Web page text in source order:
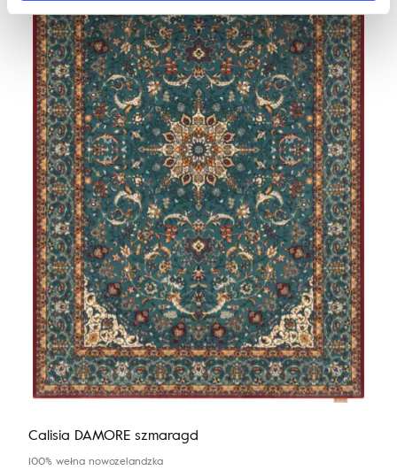
Calisia DAMORE szmaragd
100% wełna nowozelandzka